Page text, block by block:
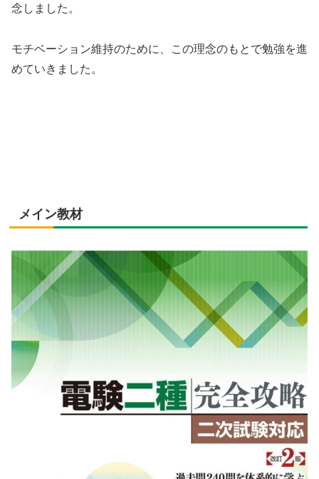
念しました。
モチベーション維持のために、この理念のもとで勉強を進
めていきました。
メイン教材